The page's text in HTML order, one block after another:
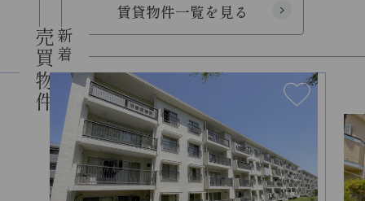
賃貸物件一覧を見る
売買物件新着
new